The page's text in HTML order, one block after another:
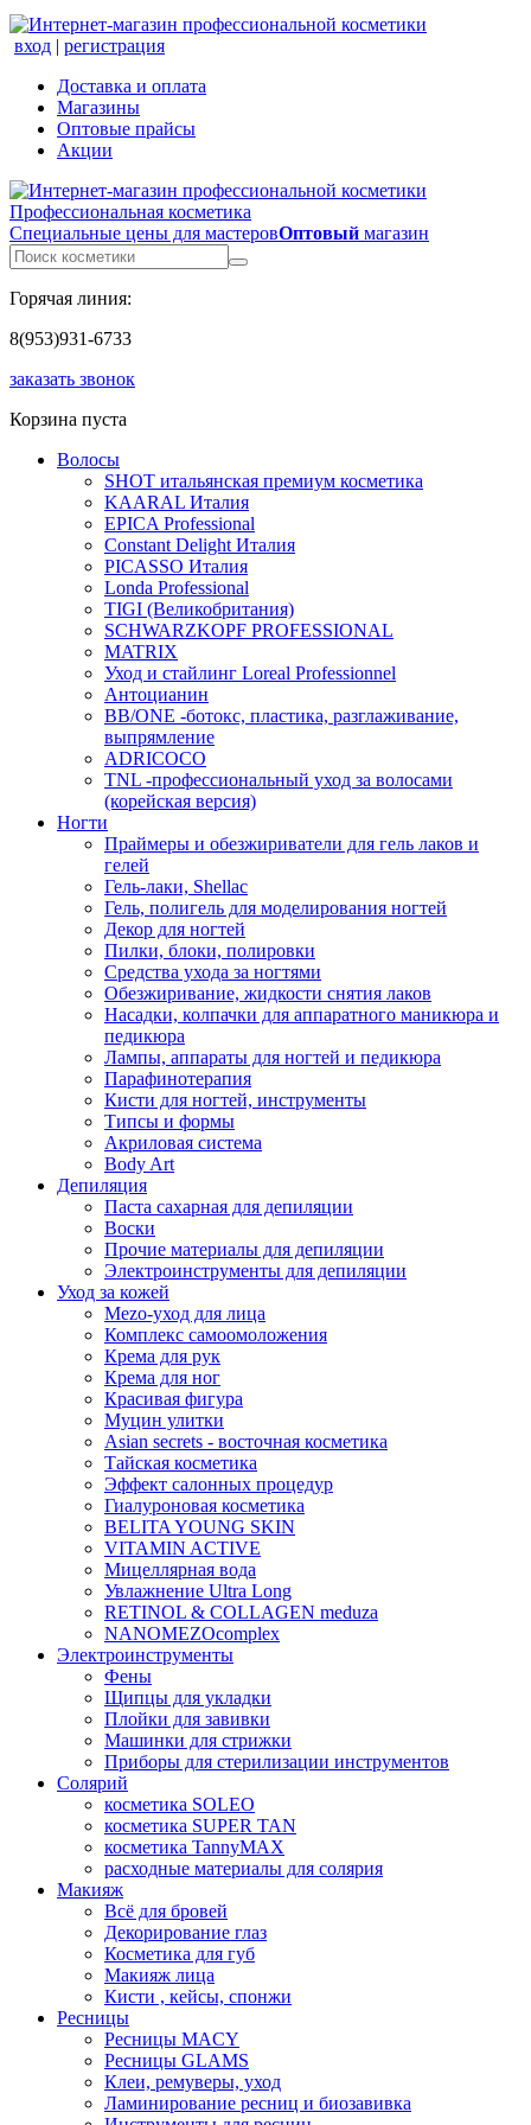
вход | регистрация
Доставка и оплата
Магазины
Оптовые прайсы
Акции
Профессиональная косметика
Специальные цены для мастеровОптовый магазин
Горячая линия:
8(953)931-6733
заказать звонок
Корзина пуста
Волосы
SHOT итальянская премиум косметика
KAARAL Италия
EPICA Professional
Constant Delight Италия
PICASSO Италия
Londa Professional
TIGI (Великобритания)
SCHWARZKOPF PROFESSIONAL
MATRIX
Уход и стайлинг Loreal Professionnel
Антоцианин
BB/ONE -ботокс, пластика, разглаживание,
выпрямление
ADRICOCO
TNL -профессиональный уход за волосами
(корейская версия)
Ногти
Праймеры и обезжириватели для гель лаков и
гелей
Гель-лаки, Shellac
Гель, полигель для моделирования ногтей
Декор для ногтей
Пилки, блоки, полировки
Средства ухода за ногтями
Обезжиривание, жидкости снятия лаков
Насадки, колпачки для аппаратного маникюра и
педикюра
Лампы, аппараты для ногтей и педикюра
Парафинотерапия
Кисти для ногтей, инструменты
Типсы и формы
Акриловая система
Body Art
Депиляция
Паста сахарная для депиляции
Воски
Прочие материалы для депиляции
Электроинструменты для депиляции
Уход за кожей
Mezo-уход для лица
Комплекс самоомоложения
Крема для рук
Крема для ног
Красивая фигура
Муцин улитки
Asian seсrets - восточная косметика
Тайская косметика
Эффект салонных процедур
Гиалуроновая косметика
BELITA YOUNG SKIN
VITAMIN ACTIVE
Мицеллярная вода
Увлажнение Ultra Long
RETINOL & COLLAGEN meduza
NANOMEZOcomplex
Электроинструменты
Фены
Щипцы для укладки
Плойки для завивки
Машинки для стрижки
Приборы для стерилизации инструментов
Солярий
косметика SOLEO
косметика SUPER TAN
косметика TannyMAX
расходные материалы для солярия
Макияж
Всё для бровей
Декорирование глаз
Косметика для губ
Макияж лица
Кисти , кейсы, спонжи
Ресницы
Ресницы MACY
Ресницы GLAMS
Клеи, ремуверы, уход
Ламинирование ресниц и биозавивка